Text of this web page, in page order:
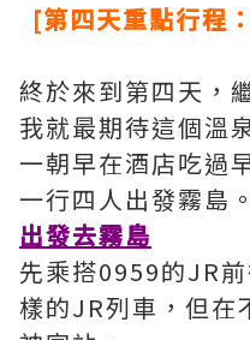
[第四天重點行程：
終於來到第四天，
我就最期待這個溫
一朝早在酒店吃過
一行四人出發霧島。
出發去霧島
先乘搭0959的JR
樣的JR列車，但